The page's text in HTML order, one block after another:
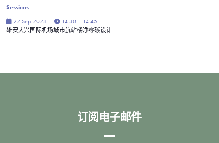
Sessions
22-Sep-2023
14:30 – 14:45
雄安大兴国际机场城市航站楼净零碳设计
订阅电子邮件